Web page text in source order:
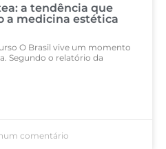
a tendência que
a medicina estética
O Brasil vive um momento
Segundo o relatório da
comentário